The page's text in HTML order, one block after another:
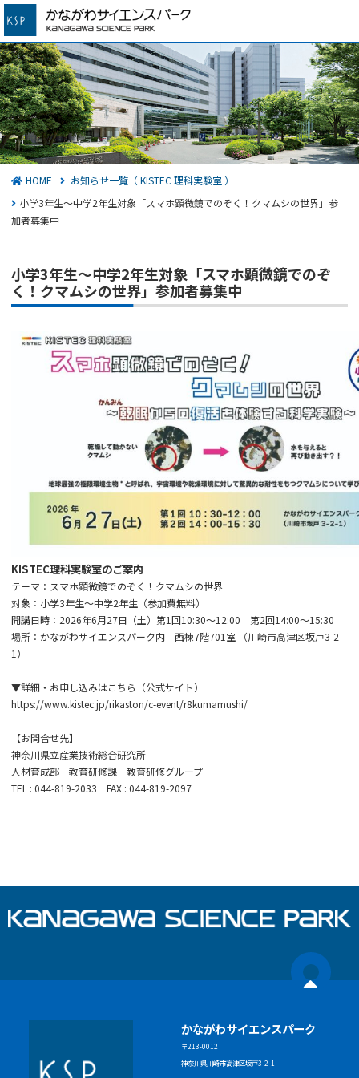
検索する
HOME
お知らせ一覧（ KISTEC 理科実験室 ）
小学3年生～中学2年生対象「スマホ顕微鏡でのぞく！クマムシの世界」参
加者募集中
小学3年生～中学2年生対象「スマホ顕微鏡でのぞ
く！クマムシの世界」参加者募集中
KISTEC理科実験室のご案内
テーマ：スマホ顕微鏡でのぞく！クマムシの世界
対象：小学3年生～中学2年生（参加費無料）
開講日時：2026年6月27日（土）第1回10:30～12:00 第2回14:00～15:30
場所：かながわサイエンスパーク内 西棟7階701室 （川崎市高津区坂戸3-2-
1）
▼詳細・お申し込みはこちら（公式サイト）
https://www.kistec.jp/rikaston/c-event/r8kumamushi/
【お問合せ先】
神奈川県立産業技術総合研究所
人材育成部 教育研修課 教育研修グループ
TEL : 044-819-2033 FAX : 044-819-2097
かながわサイエンスパーク
〒213-0012
神奈川県川崎市高津区坂戸3-2-1